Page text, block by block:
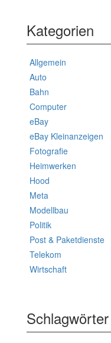
Kategorien
Allgemein
Auto
Bahn
Computer
eBay
eBay Kleinanzeigen
Fotografie
Heimwerken
Hood
Meta
Modellbau
Politik
Post & Paketdienste
Telekom
Wirtschaft
Schlagwörter